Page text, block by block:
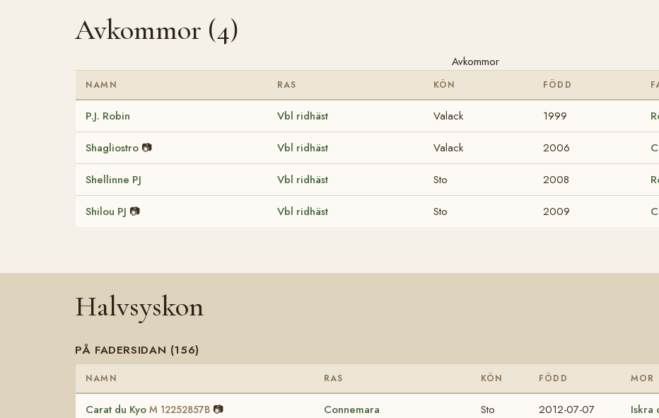
Avkommor (4)
Avkommor
NAMN RAS KÖN FÖDD
P.J. Robin Vbl ridhäst Valack 1999
Shagliostro 📷 Vbl ridhäst Valack 2006
Shellinne PJ Vbl ridhäst Sto 2008
Shilou PJ 📷 Vbl ridhäst Sto 2009
Halvsyskon
PÅ FADERSIDAN (156)
NAMN RAS KÖN FÖDD MOR
Carat du Kyo M 12252857B 📷 Connemara Sto 2012-07-07 Iskra